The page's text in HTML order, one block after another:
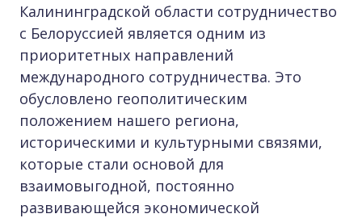
Калининградской области сотрудничество
с Белоруссией является одним из
приоритетных направлений
международного сотрудничества. Это
обусловлено геополитическим
положением нашего региона,
историческими и культурными связями,
которые стали основой для
взаимовыгодной, постоянно
развивающейся экономической